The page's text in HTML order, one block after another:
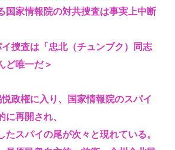
国家情報院の対共捜査は事実上中断
捜査は「忠北（チュンブク）同志
ど唯一だ＞
政権に入り、国家情報院のスパイ
に再開され、
たスパイの尾が次々と現れている。